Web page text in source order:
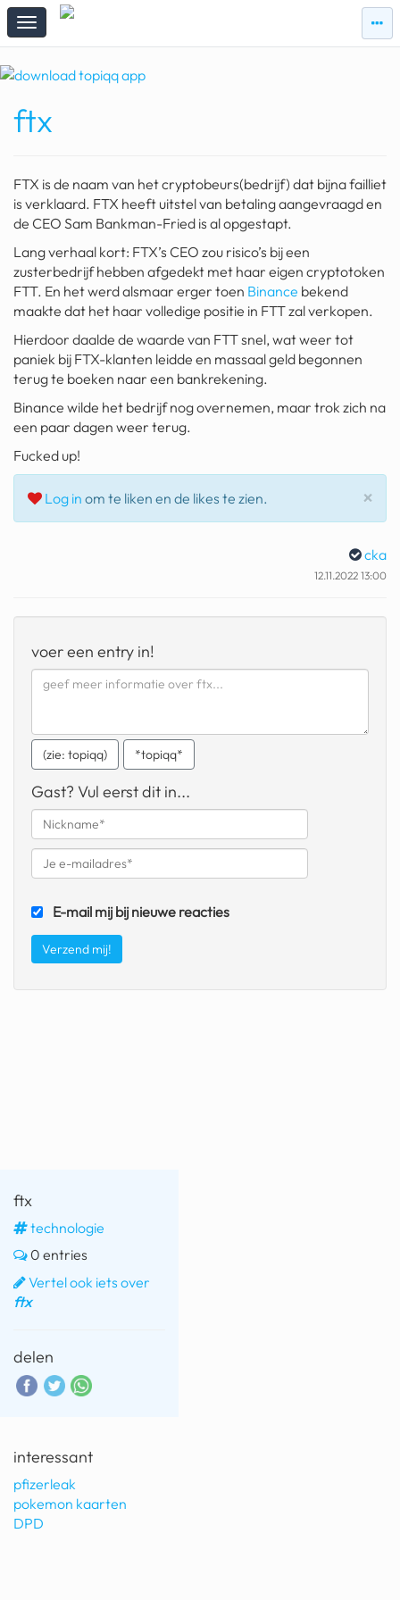
zie
topiqqs
zie
#vandaag
Topiqqs
ark van noach
fomo
21.4 procent btw
deepseek
groenland
geochelone yniphora
wibra
dubai chocolade
boring phone
bakelse princess taart
ryanair
dpd
fatbike
nord stream
yusuf dikeç
armand duplantis
ftx
FTX is de naam van het cryptobeurs(bedrijf) dat bijna failliet
is verklaard. FTX heeft uitstel van betaling aangevraagd en
de CEO Sam Bankman-Fried is al opgestapt.
Lang verhaal kort: FTX’s CEO zou risico’s bij een
zusterbedrijf hebben afgedekt met haar eigen cryptotoken
FTT. En het werd alsmaar erger toen Binance bekend
maakte dat het haar volledige positie in FTT zal verkopen.
Hierdoor daalde de waarde van FTT snel, wat weer tot
paniek bij FTX-klanten leidde en massaal geld begonnen
terug te boeken naar een bankrekening.
Binance wilde het bedrijf nog overnemen, maar trok zich na
een paar dagen weer terug.
Fucked up!
×
Log in om te liken en de likes te zien.
cka
12.11.2022 13:00
voer een entry in!
(zie: topiqq) *topiqq*
Gast? Vul eerst dit in...
E-mail mij bij nieuwe reacties
ftx
technologie
0 entries
Vertel ook iets over
ftx
delen
interessant
pfizerleak
pokemon kaarten
DPD